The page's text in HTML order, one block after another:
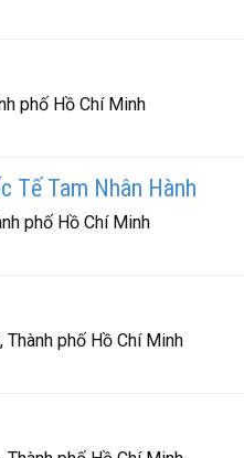
phố Hồ Chí Minh
Tế Tam Nhân Hành
phố Hồ Chí Minh
phố Hồ Chí Minh